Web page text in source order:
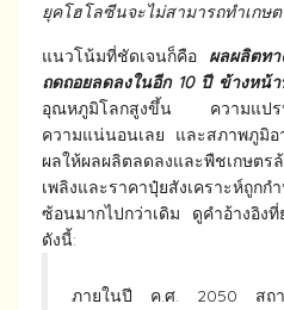
ยุคโฮโลซีนจะไม่สามารถทำเกษต
แนวโน้มที่ชัดเจนก็คือ ผลผลิตทา
ถดถอยลดลงในอีก 10 ปี ข้างหน้
อุณหภูมิโลกสูงขึ้น ความแปร
ความแน่นอนเลย และสภาพภูมิ
ผลให้ผลผลิตลดลงและพืชเกษ
เพลิงและราคาปุ๋ยสังเคราะห์ถูก
ซ้อนมากไปกว่าเดิม ดูคำอ้างอิง
ดังนี้:
ภายในปี ค.ศ. 2050 สถา